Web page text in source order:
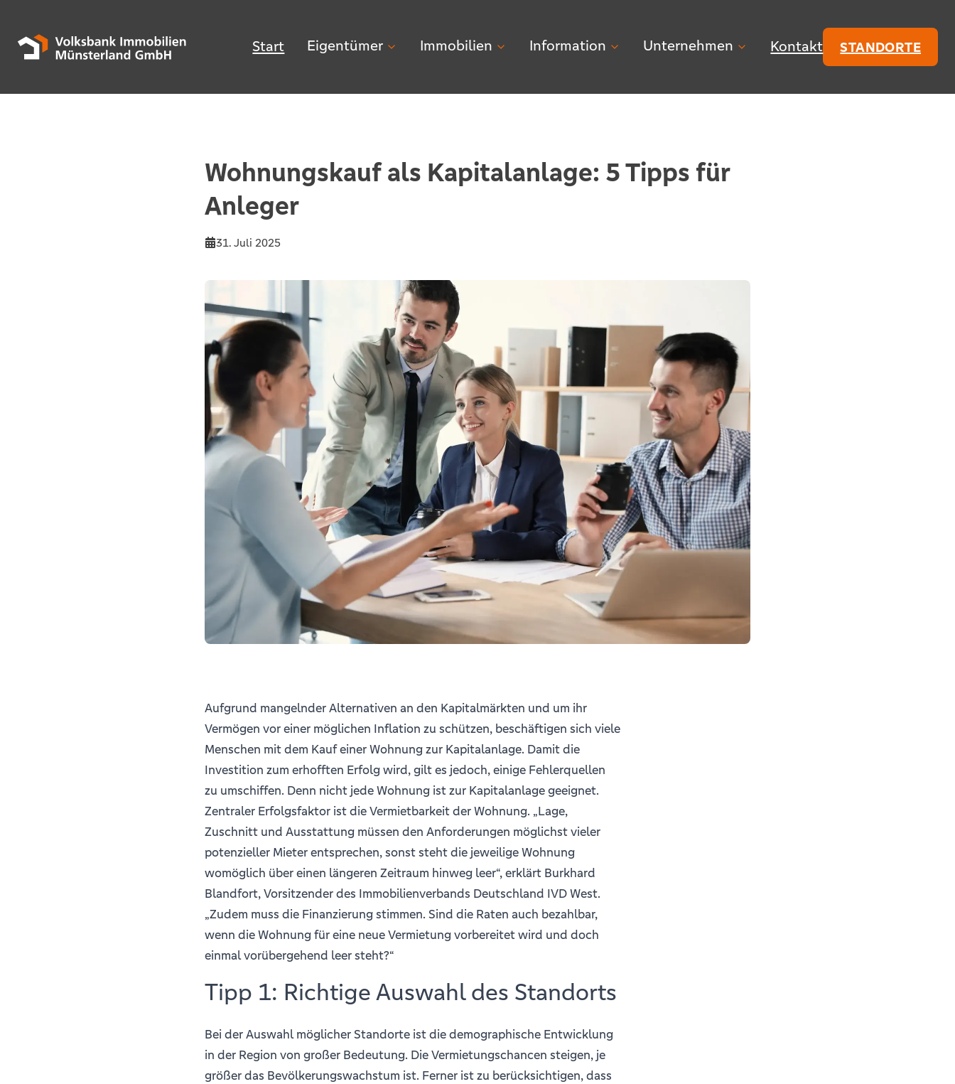
Start Eigentümer Immobilien Information Unternehmen Kontakt STANDORTE
Wohnungskauf als Kapitalanlage: 5 Tipps für
Anleger
31. Juli 2025
Aufgrund mangelnder Alternativen an den Kapitalmärkten und um ihr
Vermögen vor einer möglichen Inflation zu schützen, beschäftigen sich viele
Menschen mit dem Kauf einer Wohnung zur Kapitalanlage. Damit die
Investition zum erhofften Erfolg wird, gilt es jedoch, einige Fehlerquellen
zu umschiffen. Denn nicht jede Wohnung ist zur Kapitalanlage geeignet.
Zentraler Erfolgsfaktor ist die Vermietbarkeit der Wohnung. „Lage,
Zuschnitt und Ausstattung müssen den Anforderungen möglichst vieler
potenzieller Mieter entsprechen, sonst steht die jeweilige Wohnung
womöglich über einen längeren Zeitraum hinweg leer“, erklärt Burkhard
Blandfort, Vorsitzender des Immobilienverbands Deutschland IVD West.
„Zudem muss die Finanzierung stimmen. Sind die Raten auch bezahlbar,
wenn die Wohnung für eine neue Vermietung vorbereitet wird und doch
einmal vorübergehend leer steht?“
Tipp 1: Richtige Auswahl des Standorts
Bei der Auswahl möglicher Standorte ist die demographische Entwicklung
in der Region von großer Bedeutung. Die Vermietungschancen steigen, je
größer das Bevölkerungswachstum ist. Ferner ist zu berücksichtigen, dass